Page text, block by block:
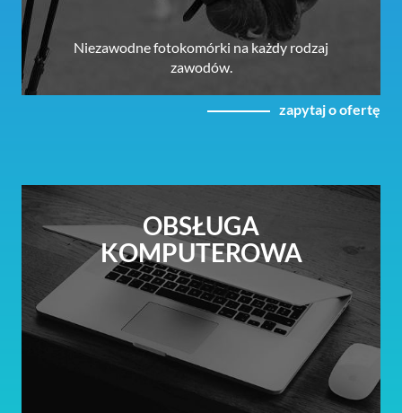
Niezawodne fotokomórki na każdy rodzaj
zawodów.
zapytaj o ofertę
OBSŁUGA
KOMPUTEROWA